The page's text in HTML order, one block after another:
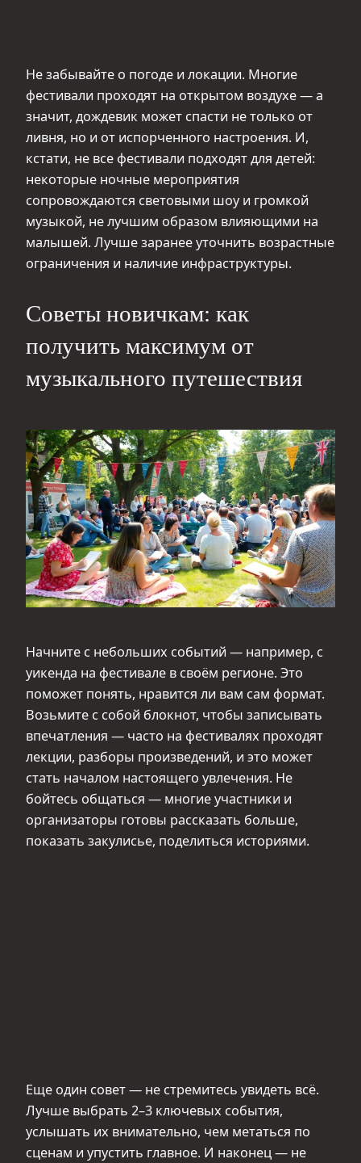
Не забывайте о погоде и локации. Многие
фестивали проходят на открытом воздухе — а
значит, дождевик может спасти не только от
ливня, но и от испорченного настроения. И,
кстати, не все фестивали подходят для детей:
некоторые ночные мероприятия
сопровождаются световыми шоу и громкой
музыкой, не лучшим образом влияющими на
малышей. Лучше заранее уточнить возрастные
ограничения и наличие инфраструктуры.
Советы новичкам: как
получить максимум от
музыкального путешествия
Начните с небольших событий — например, с
уикенда на фестивале в своём регионе. Это
поможет понять, нравится ли вам сам формат.
Возьмите с собой блокнот, чтобы записывать
впечатления — часто на фестивалях проходят
лекции, разборы произведений, и это может
стать началом настоящего увлечения. Не
бойтесь общаться — многие участники и
организаторы готовы рассказать больше,
показать закулисье, поделиться историями.
Еще один совет — не стремитесь увидеть всё.
Лучше выбрать 2–3 ключевых события,
услышать их внимательно, чем метаться по
сценам и упустить главное. И наконец — не